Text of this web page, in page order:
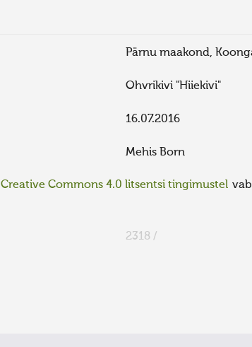
Pärnu maakond,
Ohvrikivi "Hiiekivi"
16.07.2016
Mehis Born
Creative Commons 4.0 litsentsi tingimustel
2318 /